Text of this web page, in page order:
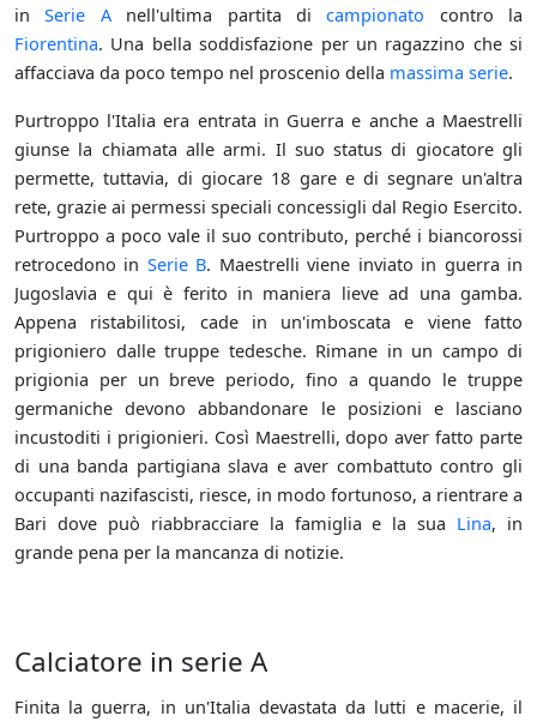
inSerie Anell'ultima partita dicampionato contro la
Fiorentina. Una bella soddisfazione per un ragazzino che si
affacciava da poco tempo nel proscenio della massima serie.
Purtroppo l'Italia era entrata in Guerra e anche a Maestrelli
giunse la chiamata alle armi. Il suo status di giocatore gli
permette, tuttavia, di giocare 18 gare e di segnare un'altra
rete, grazie ai permessi speciali concessigli dal Regio Esercito.
Purtroppo a poco vale il suo contributo, perché i biancorossi
retrocedono in Serie B. Maestrelli viene inviato in guerra in
Jugoslavia e qui è ferito in maniera lieve ad una gamba.
Appena ristabilitosi, cade in un'imboscata e viene fatto
prigioniero dalle truppe tedesche. Rimane in un campo di
prigionia per un breve periodo, fino a quando le truppe
germaniche devono abbandonare le posizioni e lasciano
incustoditi i prigionieri. Così Maestrelli, dopo aver fatto parte
di una banda partigiana slava e aver combattuto contro gli
occupanti nazifascisti, riesce, in modo fortunoso, a rientrare a
Bari dove può riabbracciare la famiglia e la sua Lina, in
grande pena per la mancanza di notizie.
Calciatore in serie A
Finita la guerra, in un'Italia devastata da lutti e macerie, il